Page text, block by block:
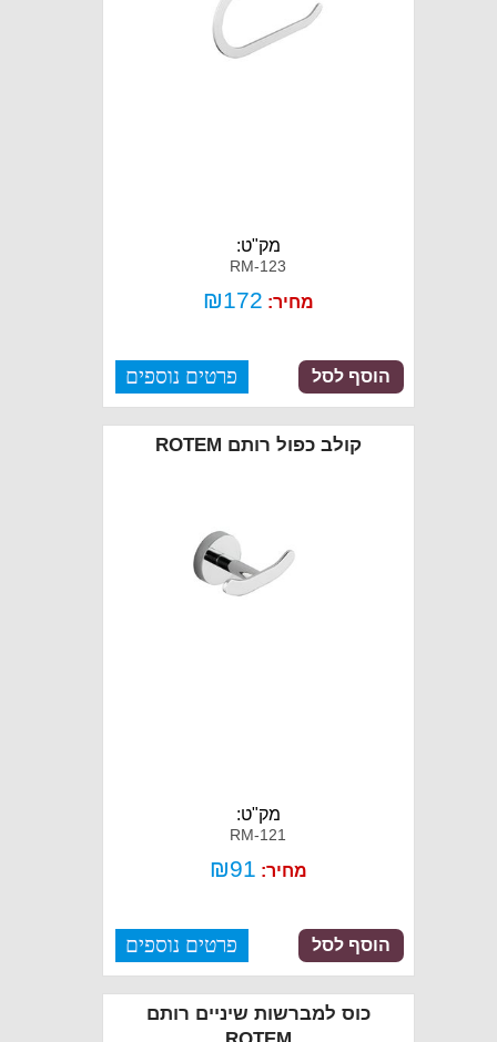
מק"ט:
RM-123
מחיר: ₪172
פרטים נוספים הוסף לסל
קולב כפול רותם ROTEM
מק"ט:
RM-121
מחיר: ₪91
פרטים נוספים הוסף לסל
כוס למברשות שיניים רותם